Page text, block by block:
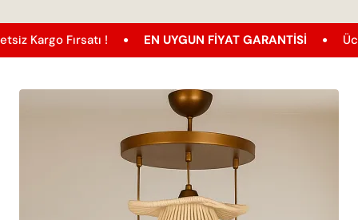
Fırsatı ! EN UYGUN FIYAT GARANTISI Ücretsiz